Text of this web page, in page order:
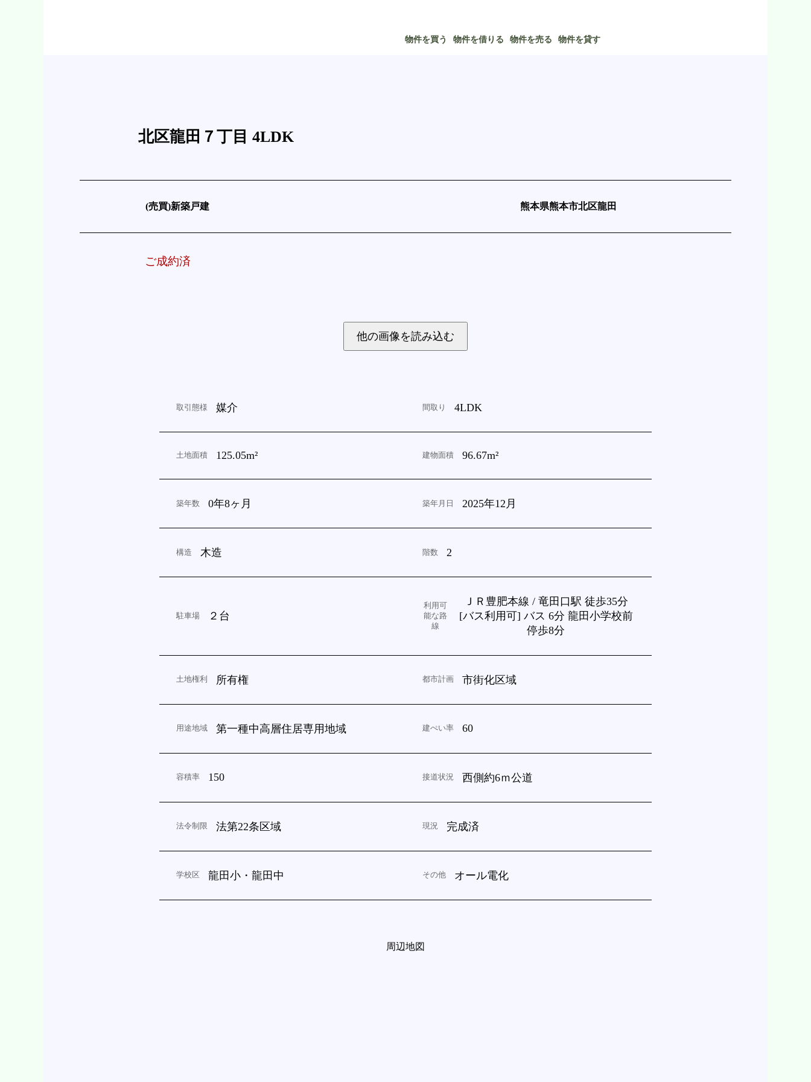
物件を買う 物件を借りる 物件を売る 物件を貸す
北区龍田７丁目 4LDK
(売買)新築戸建 熊本県熊本市北区龍田
ご成約済
他の画像を読み込む
取引態様 媒介 間取り 4LDK
土地面積 125.05m² 建物面積 96.67m²
築年数 0年8ヶ月 築年月日 2025年12月
構造 木造 階数 2
駐車場 ２台
利用可
能な路
線
ＪＲ豊肥本線 / 竜田口駅 徒歩35分
[バス利用可] バス 6分 龍田小学校前
停歩8分
土地権利 所有権 都市計画 市街化区域
用途地域 第一種中高層住居専用地域 建ぺい率 60
容積率 150 接道状況 西側約6ｍ公道
法令制限 法第22条区域 現況 完成済
学校区 龍田小・龍田中 その他 オール電化
周辺地図